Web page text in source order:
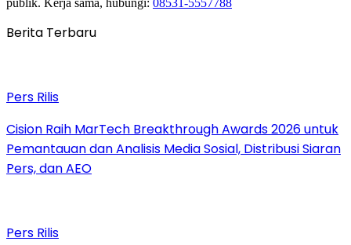
publik. Kerja sama, hubungi: 08531-5557788
Berita Terbaru
Pers Rilis
Cision Raih MarTech Breakthrough Awards 2026 untuk
Pemantauan dan Analisis Media Sosial, Distribusi Siaran
Pers, dan AEO
Pers Rilis